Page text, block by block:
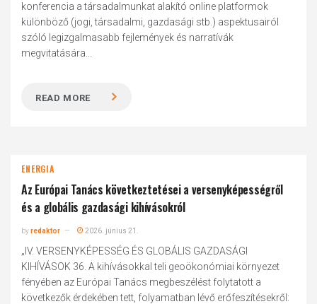
konferencia a társadalmunkat alakító online platformok
különböző (jogi, társadalmi, gazdasági stb.) aspektusairól
szóló legizgalmasabb fejlemények és narratívák
megvitatására...
READ MORE
ENERGIA
Az Európai Tanács következtetései a versenyképességről
és a globális gazdasági kihívásokról
byredaktor 2026. június 21.
„IV. VERSENYKÉPESSÉG ÉS GLOBÁLIS GAZDASÁGI
KIHÍVÁSOK 36. A kihívásokkal teli geoökonómiai környezet
fényében az Európai Tanács megbeszélést folytatott a
következők érdekében tett, folyamatban lévő erőfeszítésekről: